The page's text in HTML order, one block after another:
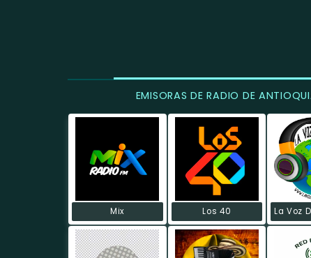
EMISORAS DE RADIO DE
Mix Los 40